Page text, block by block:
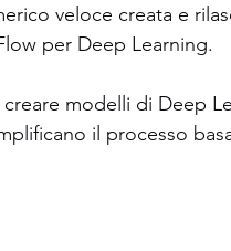
veloce creata e
per Deep Learning.
modelli di Deep
il processo